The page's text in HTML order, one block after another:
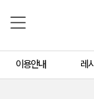
이용안내 레